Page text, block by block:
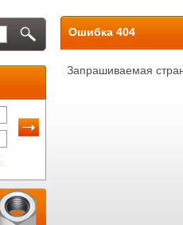
Ошибка 404
Запрашиваемая